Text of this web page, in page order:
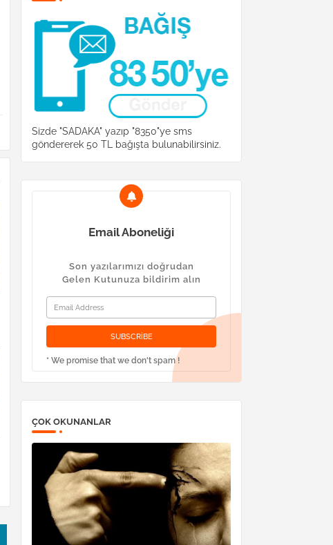
Sizde "SADAKA" yazıp "8350"ye sms
göndererek 50 TL bağışta bulunabilirsiniz.
Email Aboneliği
Son yazılarımızı doğrudan
Gelen Kutunuza bildirim alın
* We promise that we don't spam !
ÇOK OKUNANLAR